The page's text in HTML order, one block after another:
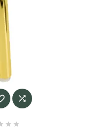

 